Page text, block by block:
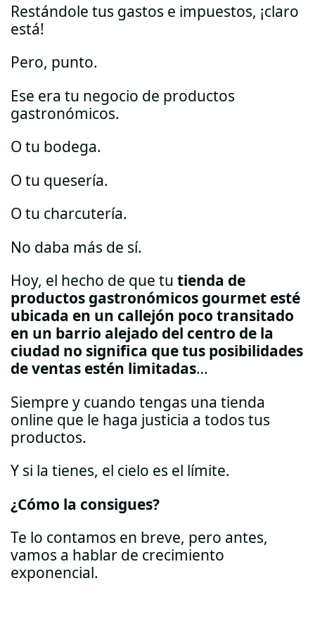
Restándole tus gastos e impuestos, ¡claro
está!
Pero, punto.
Ese era tu negocio de productos
gastronómicos.
O tu bodega.
O tu quesería.
O tu charcutería.
No daba más de sí.
Hoy, el hecho de que tu tienda de
productos gastronómicos gourmet esté
ubicada en un callejón poco transitado
en un barrio alejado del centro de la
ciudad no significa que tus posibilidades
de ventas estén limitadas…
Siempre y cuando tengas una tienda
online que le haga justicia a todos tus
productos.
Y si la tienes, el cielo es el límite.
¿Cómo la consigues?
Te lo contamos en breve, pero antes,
vamos a hablar de crecimiento
exponencial.